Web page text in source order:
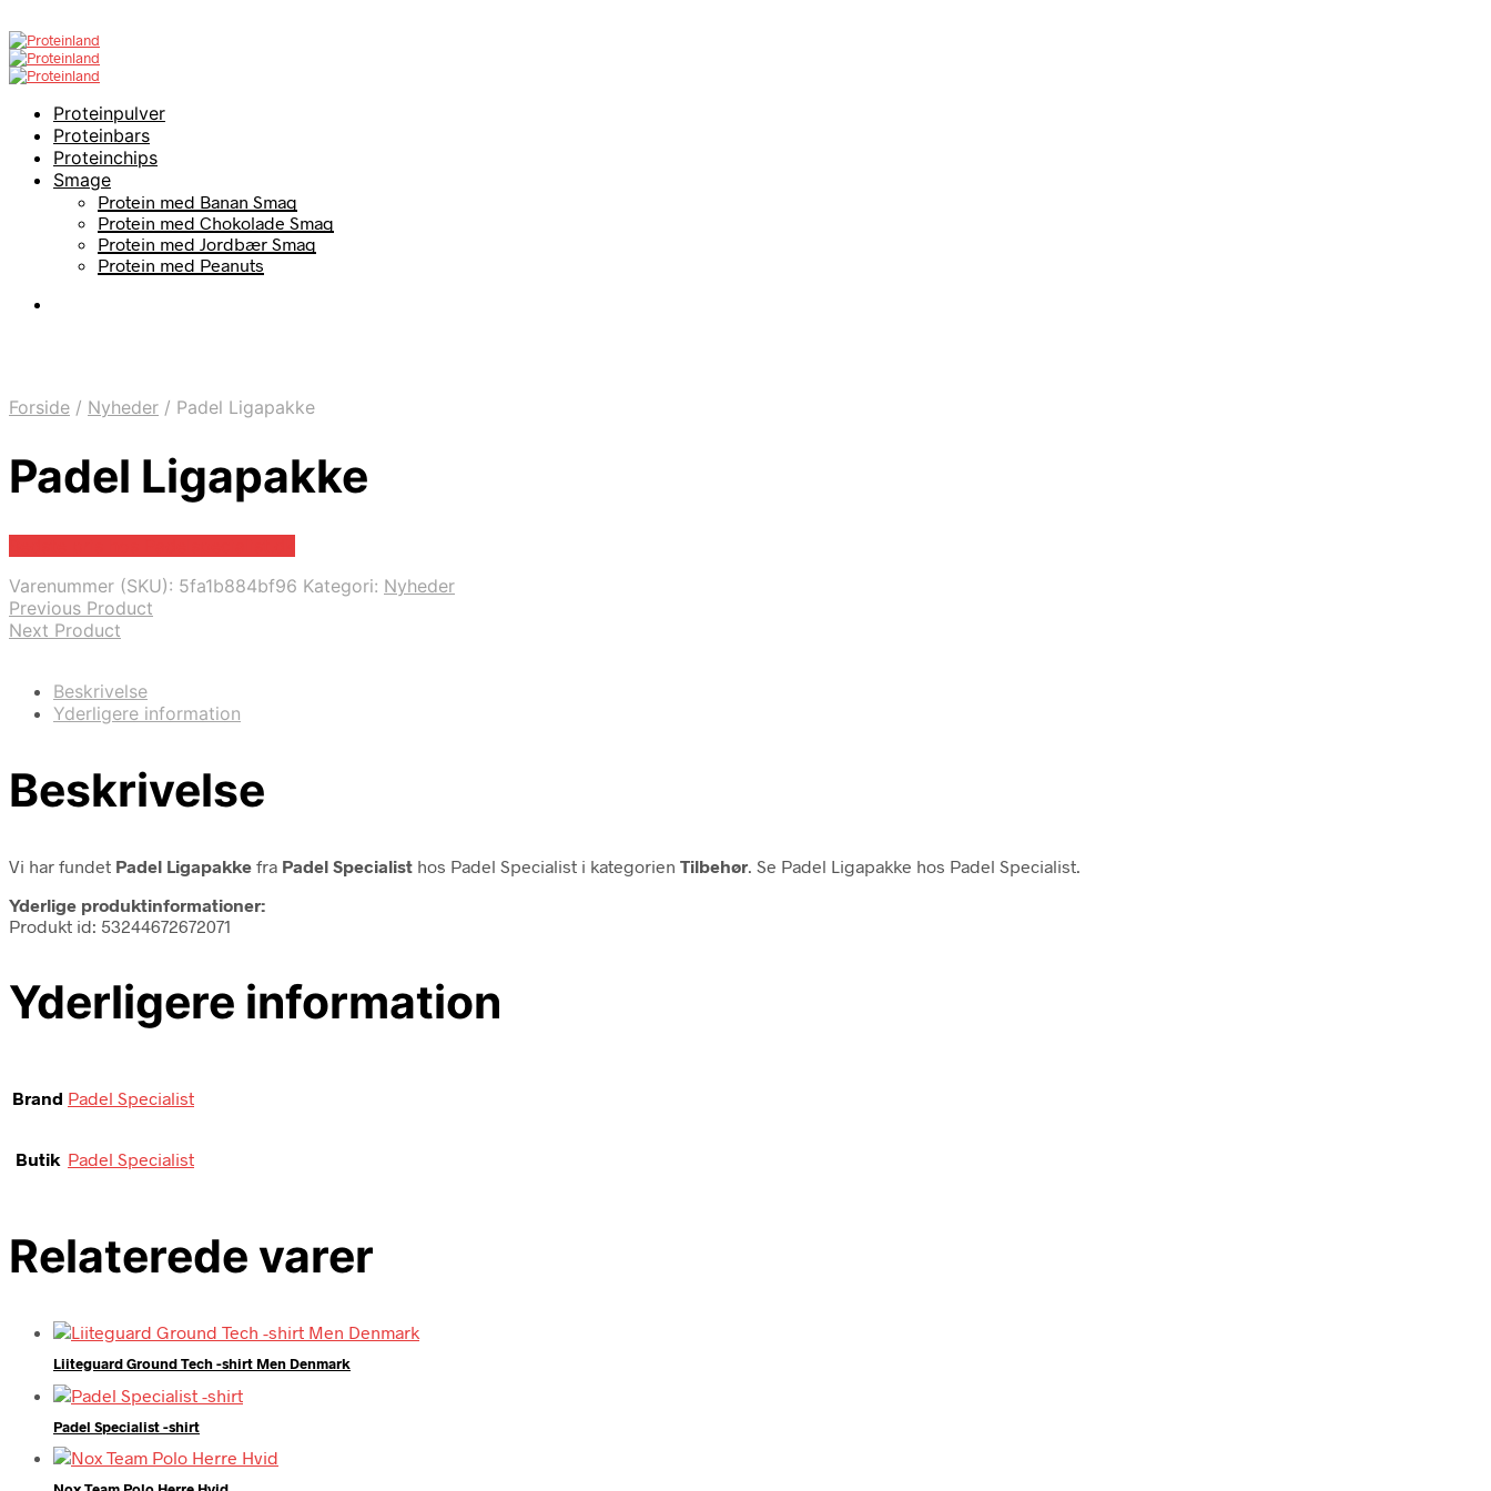
Proteinpulver
Proteinbars
Proteinchips
Smage
Protein med Banan Smag
Protein med Chokolade Smag
Protein med Jordbær Smag
Protein med Peanuts
Forside / Nyheder / Padel Ligapakke
Padel Ligapakke
Varenummer (SKU): 5fa1b884bf96 Kategori: Nyheder
Previous Product
Next Product
Beskrivelse
Yderligere information
Beskrivelse
Vi har fundet Padel Ligapakke fra Padel Specialist hos Padel Specialist i kategorien Tilbehør . Se Padel Ligapakke hos Padel Specialist.
Yderlige produktinformationer:
Produkt id: 53244672672071
Yderligere information
Brand Padel Specialist
Butik Padel Specialist
Relaterede varer
Liiteguard Ground Tech -shirt Men Denmark
Padel Specialist -shirt